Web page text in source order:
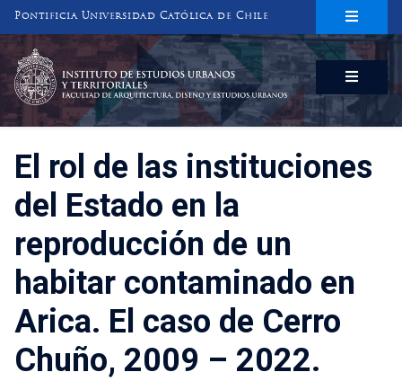
Pontificia Universidad Católica de Chile
INSTITUTO DE ESTUDIOS URBANOS
Y TERRITORIALES
FACULTAD DE ARQUITECTURA, DISEÑO Y ESTUDIOS URBANOS
El rol de las instituciones
del Estado en la
reproducción de un
habitar contaminado en
Arica. El caso de Cerro
Chuño, 2009 – 2022.